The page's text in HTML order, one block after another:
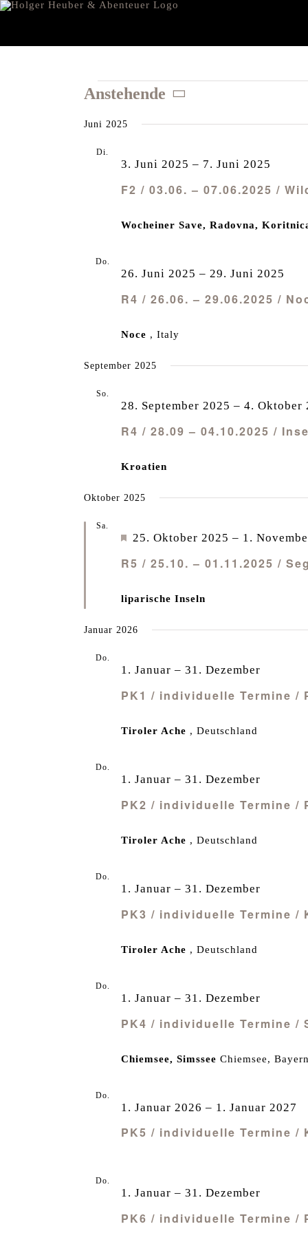
Zum
Veranstaltungen
Anstehende
wählen.
Juni 2025
Di.
F2 / 03.06. – 07.06.2025 /
3. Juni 2025 – 7. Juni 2025
Wocheiner Save, Radovna,
Do.
R4 / 26.06. – 29.06.2025 /
26. Juni 2025 – 29. Juni 2025
Noce , Italy
September 2025
So.
R4 / 28.09 – 04.10.2025 /
28. September 2025 – 4. Oktober
Kroatien
Oktober 2025
Sa.
R5 / 25.10. – 01.11.2025 /
Empfohlen
25. Oktober 2025 – 1.
liparische Inseln
Januar 2026
Do.
PK1 / individuelle Termine /
1. Januar – 31. Dezember
Tiroler Ache , Deutschland
Do.
PK2 / individuelle Termine
1. Januar – 31. Dezember
Tiroler Ache , Deutschland
Do.
PK3 / individuelle Termine
1. Januar – 31. Dezember
Tiroler Ache , Deutschland
Do.
PK4 / individuelle Termine /
1. Januar – 31. Dezember
Chiemsee, Simssee Chiemsee,
Do.
PK5 / individuelle Termine /
1. Januar 2026 – 1. Januar 2027
Do.
PK6 / individuelle Termine /
1. Januar – 31. Dezember